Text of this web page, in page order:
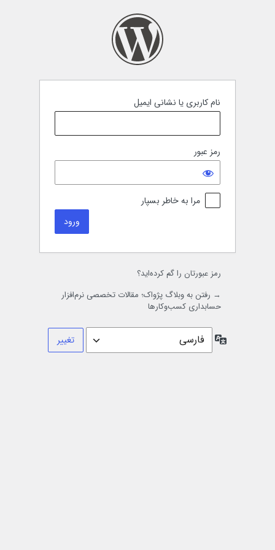
نام کاربری یا نشانی ایمیل
رمز عبور
مرا به خاطر بسپار
رمز عبورتان را گم کرده‌اید؟
→ رفتن به وبلاگ پژواک؛ مقالات تخصصی نرم‌افزار
حسابداری کسب‌وکارها
زبان